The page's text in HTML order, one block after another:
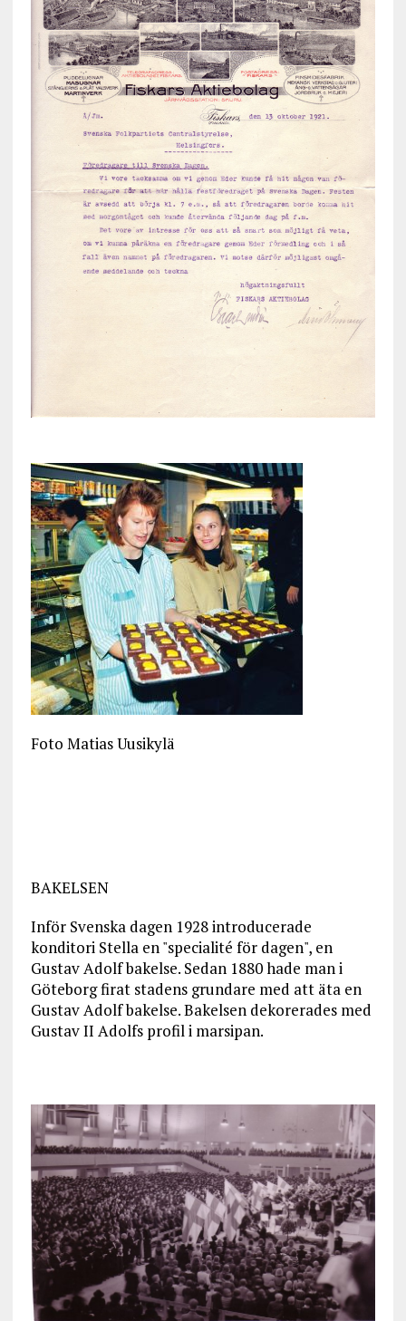
Foto Matias Uusikylä
BAKELSEN
Inför Svenska dagen 1928 introducerade
konditori Stella en "specialité för dagen", en
Gustav Adolf bakelse. Sedan 1880 hade man i
Göteborg firat stadens grundare med att äta en
Gustav Adolf bakelse. Bakelsen dekorerades med
Gustav II Adolfs profil i marsipan.